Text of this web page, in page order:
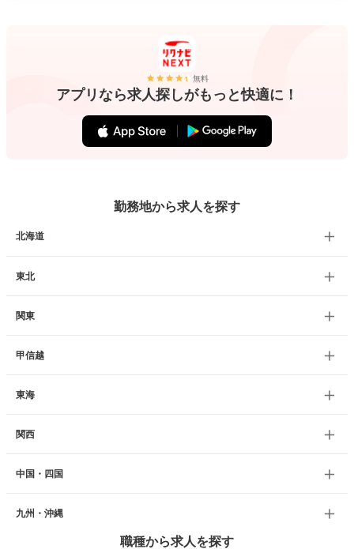
無料
アプリなら求人探しがもっと快適に！
勤務地から求人を探す
北海道
東北
関東
甲信越
東海
関西
中国・四国
九州・沖縄
職種から求人を探す